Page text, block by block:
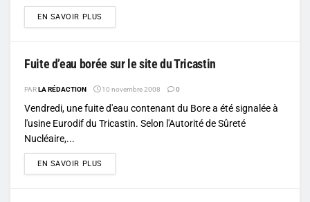
EN SAVOIR PLUS
Fuite d’eau borée sur le site du Tricastin
PARLA RÉDACTION 10 novembre 2008 0
Vendredi, une fuite d'eau contenant du Bore a été signalée à
l'usine Eurodif du Tricastin. Selon l'Autorité de Sûreté
Nucléaire,...
EN SAVOIR PLUS